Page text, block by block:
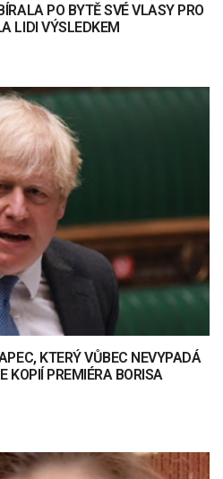
PO BYTĚ SVÉ VLASY PRO
LIDI VÝSLEDKEM
KTERÝ VŮBEC NEVYPADÁ
KOPIÍ PREMIÉRA BORISA